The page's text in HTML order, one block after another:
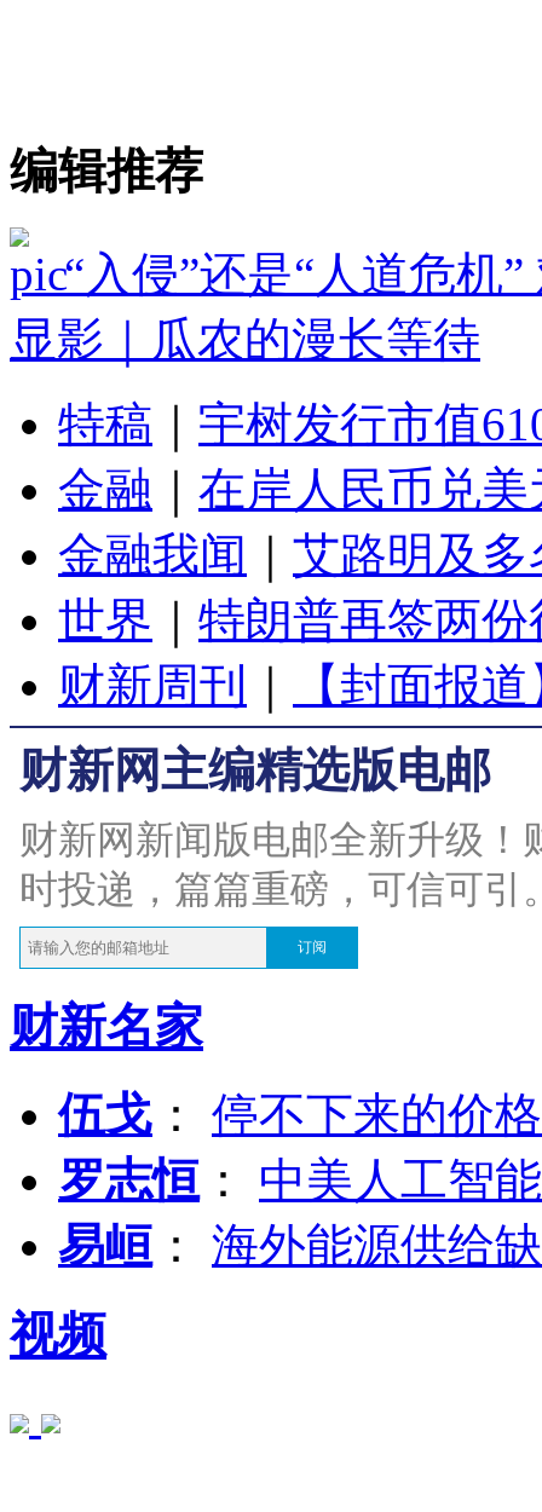
编辑推荐
“入侵”还是“人道危机
显影｜瓜农的漫长等待
特稿
宇树发行市值
金融
在岸人民币兑
金融我闻
艾路明及
世界
特朗普再签两
财新周刊
【封面报
财新网主编精选版电邮
财新网新闻版电邮全新升级
时投递，篇篇重磅，可信可引
订阅
财新名家
伍戈 ： 停不下来的价
罗志恒 ： 中美人工智
易峘 ： 海外能源供给
视频